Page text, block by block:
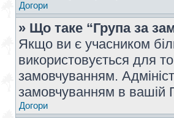
Догори
» Що таке “Група за
Якщо ви є учасником
використовується для
замовчуванням.
замовчуванням в вашій
Догори